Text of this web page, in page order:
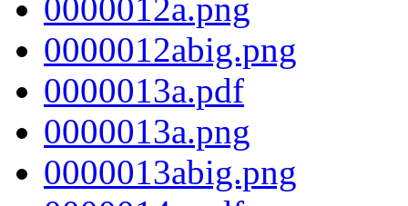
0000012a.png
0000012abig.png
0000013a.pdf
0000013a.png
0000013abig.png